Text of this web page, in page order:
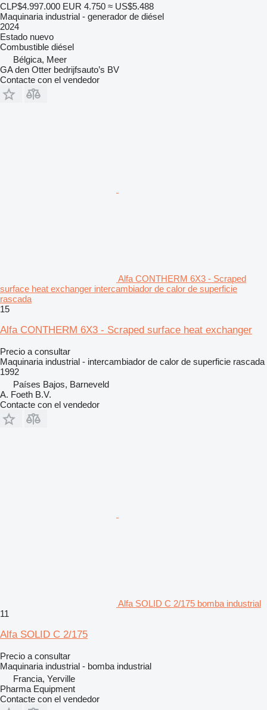
CLP$4.997.000 EUR 4.750 ≈ US$5.488
Maquinaria industrial - generador de diésel
2024
Estado nuevo
Combustible diésel
Bélgica, Meer
GA den Otter bedrijfsauto’s BV
Contacte con el vendedor
Alfa CONTHERM 6X3 - Scraped
surface heat exchanger intercambiador de calor de superficie
rascada
15
Alfa CONTHERM 6X3 - Scraped surface heat exchanger
Precio a consultar
Maquinaria industrial - intercambiador de calor de superficie rascada
1992
Países Bajos, Barneveld
A. Foeth B.V.
Contacte con el vendedor
Alfa SOLID C 2/175 bomba industrial
11
Alfa SOLID C 2/175
Precio a consultar
Maquinaria industrial - bomba industrial
Francia, Yerville
Pharma Equipment
Contacte con el vendedor